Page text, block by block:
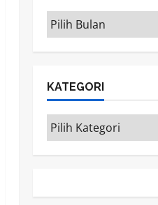
ARSIP
KATEGORI
Kategori